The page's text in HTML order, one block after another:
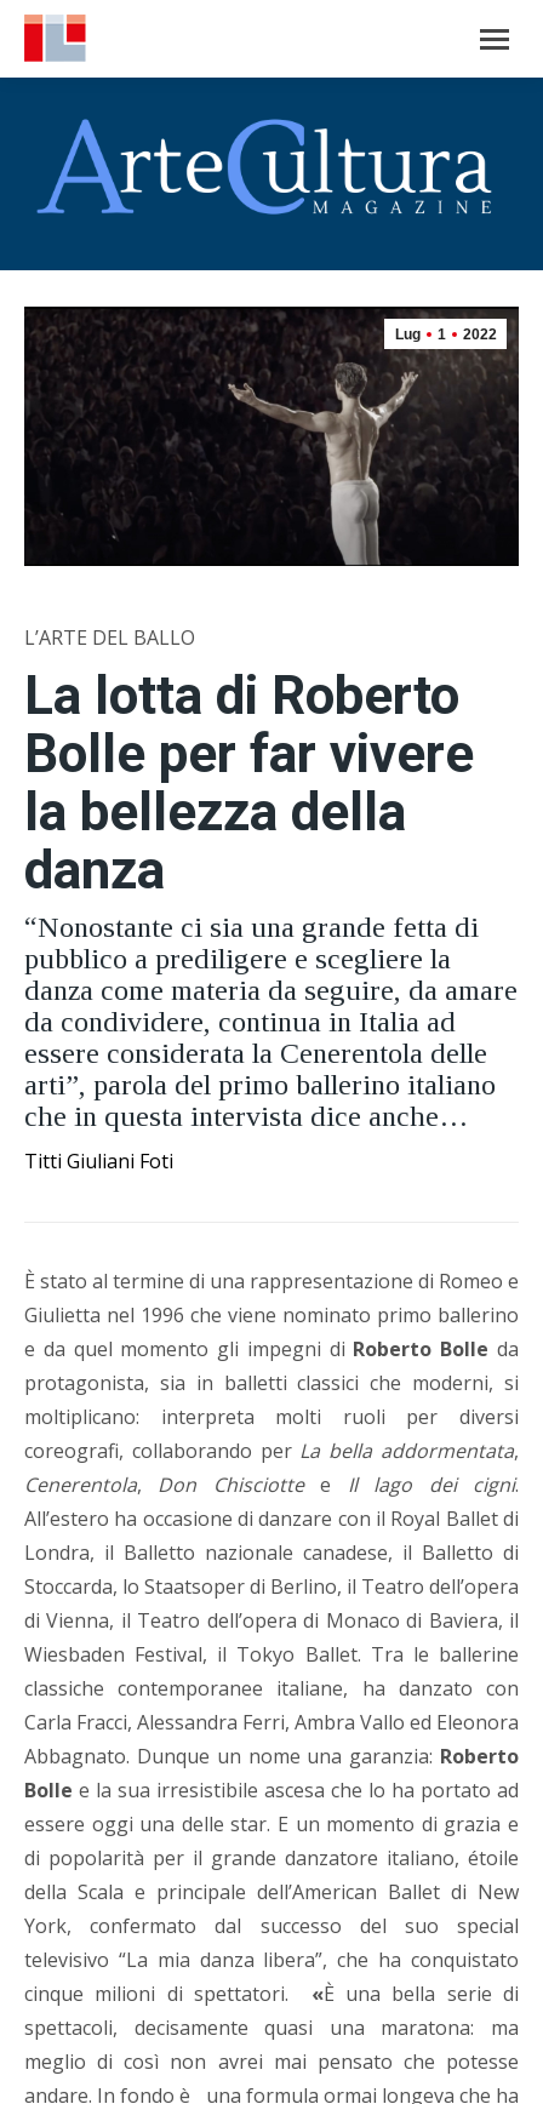
Lug 1 2022
L’ARTE DEL BALLO
La lotta di Roberto
Bolle per far vivere
la bellezza della
danza
“Nonostante ci sia una grande fetta di
pubblico a prediligere e scegliere la
danza come materia da seguire, da amare
da condividere, continua in Italia ad
essere considerata la Cenerentola delle
arti”, parola del primo ballerino italiano
che in questa intervista dice anche…
Titti Giuliani Foti
È stato al termine di una rappresentazione di Romeo e
Giulietta nel 1996 che viene nominato primo ballerino
e da quel momento gli impegni di Roberto Bolle da
protagonista, sia in balletti classici che moderni, si
moltiplicano: interpreta molti ruoli per diversi
coreografi, collaborando per La bella addormentata,
Cenerentola, Don Chisciottee Il lago dei cigni.
All’estero ha occasione di danzare con il Royal Ballet di
Londra, il Balletto nazionale canadese, il Balletto di
Stoccarda, lo Staatsoper di Berlino, il Teatro dell’opera
di Vienna, il Teatro dell’opera di Monaco di Baviera, il
Wiesbaden Festival, il Tokyo Ballet. Tra le ballerine
classiche contemporanee italiane, ha danzato con
Carla Fracci, Alessandra Ferri, Ambra Vallo ed Eleonora
Abbagnato. Dunque un nome una garanzia: Roberto
Bolle e la sua irresistibile ascesa che lo ha portato ad
essere oggi una delle star. E un momento di grazia e
di popolarità per il grande danzatore italiano, étoile
della Scala e principale dell’American Ballet di New
York, confermato dal successo del suo special
televisivo “La mia danza libera”, che ha conquistato
cinque milioni di spettatori. «È una bella serie di
spettacoli, decisamente quasi una maratona: ma
meglio di così non avrei mai pensato che potesse
andare. In fondo è una formula ormai longeva che ha